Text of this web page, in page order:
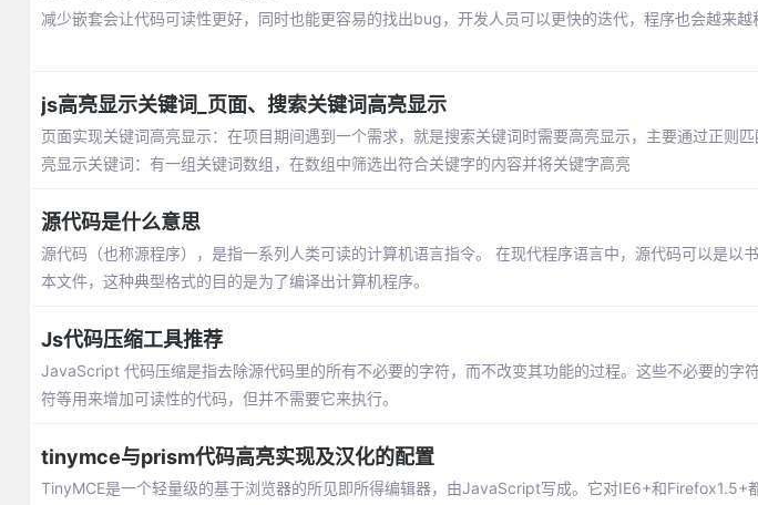
减少嵌套会让代码可读性更好，同时也能更容易的找出bug，开发人员可以更快的迭代，程序也会越来越
js高亮显示关键词_页面、搜索关键词高亮显示
页面实现关键词高亮显示：在项目期间遇到一个需求，就是搜索关键词时需要高亮显示，主要通过正则
亮显示关键词：有一组关键词数组，在数组中筛选出符合关键字的内容并将关键字高亮
源代码是什么意思
源代码（也称源程序），是指一系列人类可读的计算机语言指令。 在现代程序语言中，源代码可以是以
本文件，这种典型格式的目的是为了编译出计算机程序。
Js代码压缩工具推荐
JavaScript 代码压缩是指去除源代码里的所有不必要的字符，而不改变其功能的过程。这些不必要的字
符等用来增加可读性的代码，但并不需要它来执行。
tinymce与prism代码高亮实现及汉化的配置
TinyMCE是一个轻量级的基于浏览器的所见即所得编辑器，由JavaScript写成。它对IE6+和Firefox1.5+